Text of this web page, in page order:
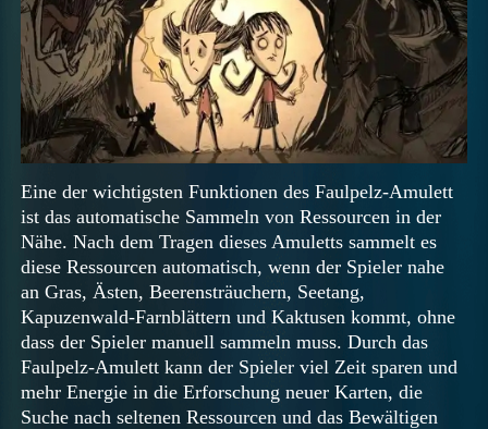
Eine der wichtigsten Funktionen des Faulpelz-Amulett
ist das automatische Sammeln von Ressourcen in der
Nähe. Nach dem Tragen dieses Amuletts sammelt es
diese Ressourcen automatisch, wenn der Spieler nahe
an Gras, Ästen, Beerensträuchern, Seetang,
Kapuzenwald-Farnblättern und Kaktusen kommt, ohne
dass der Spieler manuell sammeln muss. Durch das
Faulpelz-Amulett kann der Spieler viel Zeit sparen und
mehr Energie in die Erforschung neuer Karten, die
Suche nach seltenen Ressourcen und das Bewältigen